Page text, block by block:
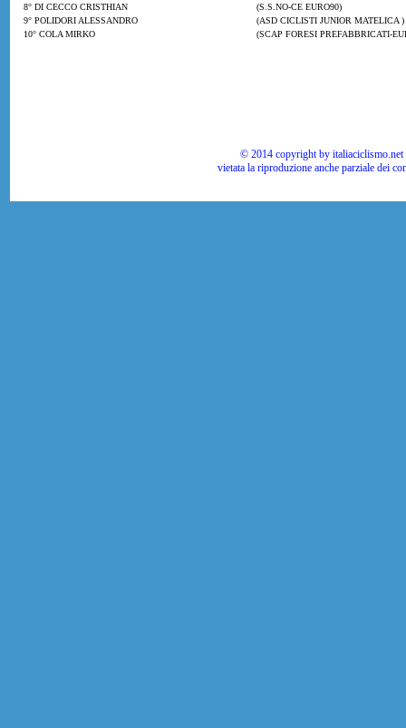
8° DI CECCO CRISTHIAN
(S.S.NO-CE EURO90)
9° POLIDORI ALESSANDRO
(ASD CICLISTI JUNIOR MATELICA )
10° COLA MIRKO
(SCAP FORESI PREFABBRICATI-
© 2014 copyright by
vietata la riproduzione anche parziale dei